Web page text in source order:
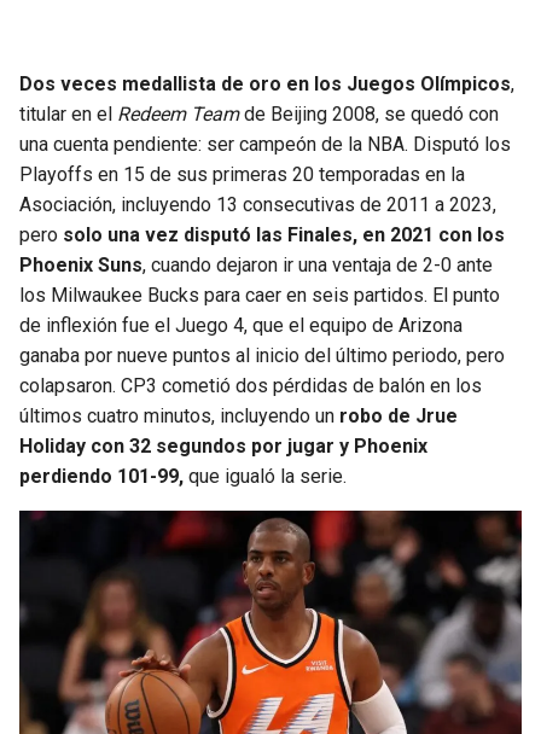
Dos veces medallista de oro en los Juegos Olímpicos,
titular en el Redeem Teamde Beijing 2008, se quedó con
una cuenta pendiente: ser campeón de la NBA. Disputó los
Playoffs en 15 de sus primeras 20 temporadas en la
Asociación, incluyendo 13 consecutivas de 2011 a 2023,
pero solo una vez disputó las Finales, en 2021 con los
Phoenix Suns, cuando dejaron ir una ventaja de 2-0 ante
los Milwaukee Bucks para caer en seis partidos. El punto
de inflexión fue el Juego 4, que el equipo de Arizona
ganaba por nueve puntos al inicio del último periodo, pero
colapsaron. CP3 cometió dos pérdidas de balón en los
últimos cuatro minutos, incluyendo un robo de Jrue
Holiday con 32 segundos por jugar y Phoenix
perdiendo 101-99, que igualó la serie.